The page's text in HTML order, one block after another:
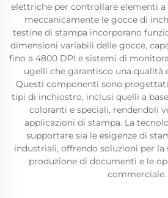
elettriche per controllare elementi a
meccanicamente le gocce di
testine di stampa incorporano
dimensioni variabili delle gocce,
fino a 4800 DPI e sistemi di
ugelli che garantisco una qualità
Questi componenti sono
tipi di inchiostro, inclusi quelli a
coloranti e speciali, rendendoli
applicazioni di stampa. La
supportare sia le esigenze di
industriali, offrendo soluzioni per
produzione di documenti e le
commerciale.